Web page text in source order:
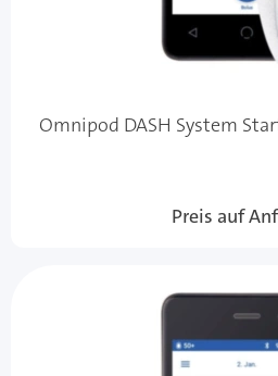
Omnipod DASH System
Preis auf